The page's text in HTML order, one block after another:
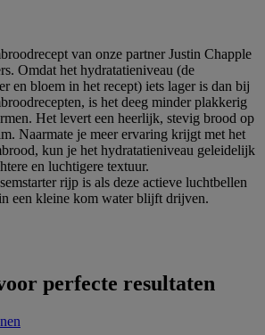
van onze partner Justin Chapple
Omdat het hydratatieniveau (de
en bloem in het recept) iets lager is dan bij
is het deeg minder plakkerig
Het levert een heerlijk, stevig brood op
Naarmate je meer ervaring krijgt met het
kun je het hydratatieniveau geleidelijk
en luchtigere textuur.
rijp is als deze actieve luchtbellen
een kleine kom water blijft drijven.
perfecte resultaten